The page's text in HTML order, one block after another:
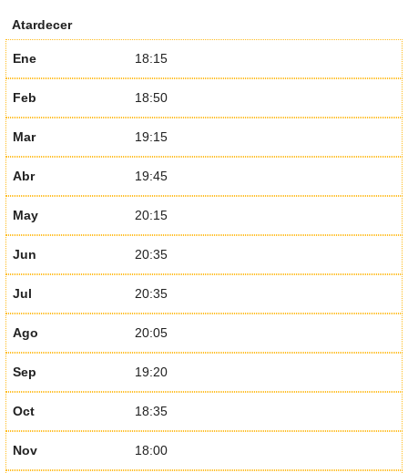
Atardecer
Ene 18:15
Feb 18:50
Mar 19:15
Abr 19:45
May 20:15
Jun 20:35
Jul 20:35
Ago 20:05
Sep 19:20
Oct 18:35
Nov 18:00